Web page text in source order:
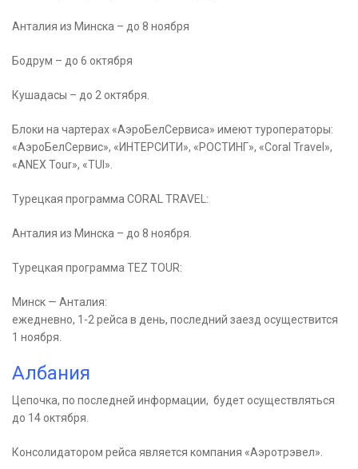
Анталия из Минска – до 8 ноября
Бодрум – до 6 октября
Кушадасы – до 2 октября.
Блоки на чартерах «АэроБелСервиса» имеют туроператоры:
«АэроБелСервис», «ИНТЕРСИТИ», «РОСТИНГ», «Coral Travel»,
«ANEX Tour», «TUI».
Турецкая программа CORAL TRAVEL:
Анталия из Минска – до 8 ноября.
Турецкая программа TEZ TOUR:
Минск — Анталия:
ежедневно, 1-2 рейса в день, последний заезд осуществится
1 ноября.
Албания
Цепочка, по последней информации, будет осуществляться
до 14 октября.
Консолидатором рейса является компания «Аэротрэвел».